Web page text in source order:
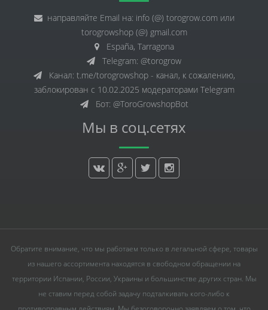
направляйте Email на: info (@) torogrow.com или
torogrowshop (@) gmail.com
España, Tarragona
Telegram: @torogrow
Канал: t.me/torogrowshop - канал, к сожалению,
заблокирован с 10.02.2025 модераторами Telegram
Бот: @ToroGrowshopBot
Мы в соц.сетях
Обратите внимание, что мы работаем только в легальной сфере, товары
из нашего ассортимента находятся в свободном обращении на
территории Испании, России, Украины и большинстве других стран. Мы
не ставим перед собой задачу подталкивать кого-либо к